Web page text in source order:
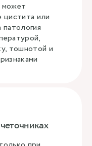
может
цистита или
тошнотой и